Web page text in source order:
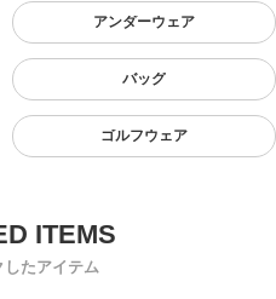
アンダーウェア
バッグ
ゴルフウェア
たアイテム